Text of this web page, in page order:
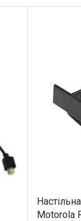
Motorola